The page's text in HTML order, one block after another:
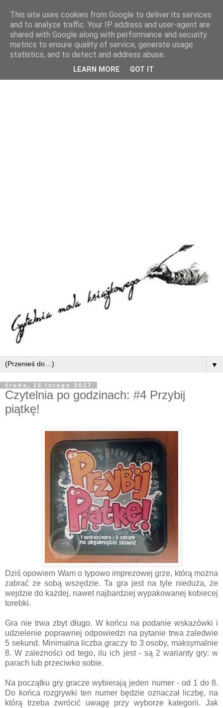
▼
środa, 15 lutego 2017
Czytelnia po godzinach: #4 Przybij
piątkę!
Dziś opowiem Wam o typowo imprezowej grze, którą można
zabrać ze sobą wszędzie. Ta gra jest na tyle nieduża, że
wejdzie do każdej, nawet najbardziej wypakowanej kobiecej
torebki.
Gra nie trwa zbyt długo. W końcu na podanie wskazówki i
udzielenie poprawnej odpowiedzi na pytanie trwa zaledwie
5 sekund. Minimalna liczba graczy to 3 osoby, maksymalnie
8. W zależności od tego, ilu ich jest - są 2 warianty gry: w
parach lub przeciwko sobie.
Na początku gry gracze wybierają jeden numer - od 1 do 8.
Do końca rozgrywki ten numer będzie oznaczał liczbę, na
którą trzeba zwrócić uwagę przy wyborze kategorii. Jak
This site uses cookies from Google to deliver its services
and to analyze traffic. Your IP address and user-agent are
shared with Google along with performance and security
metrics to ensure quality of service, generate usage
statistics, and to detect and address abuse.
LEARN MORE GOT IT